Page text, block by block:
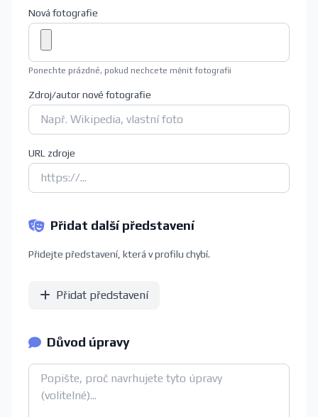
Nová fotografie
Ponechte prázdné, pokud nechcete měnit fotografii
Zdroj/autor nové fotografie
URL zdroje
Přidat další představení
Přidejte představení, která v profilu chybí.
Přidat představení
Důvod úpravy